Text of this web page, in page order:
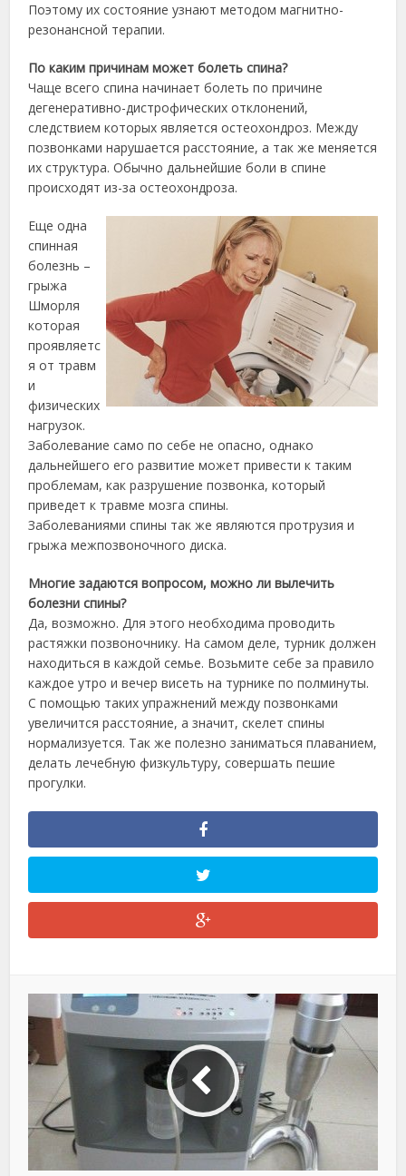
Поэтому их состояние узнают методом магнитно-
резонансной терапии.
По каким причинам может болеть спина?
Чаще всего спина начинает болеть по причине
дегенеративно-дистрофических отклонений,
следствием которых является остеохондроз. Между
позвонками нарушается расстояние, а так же меняется
их структура. Обычно дальнейшие боли в спине
происходят из-за остеохондроза.
Еще одна
спинная
болезнь –
грыжа
Шморля
которая
проявляетс
я от травм
и
физических
нагрузок.
Заболевание само по себе не опасно, однако
дальнейшего его развитие может привести к таким
проблемам, как разрушение позвонка, который
приведет к травме мозга спины.
Заболеваниями спины так же являются протрузия и
грыжа межпозвоночного диска.
Многие задаются вопросом, можно ли вылечить
болезни спины?
Да, возможно. Для этого необходима проводить
растяжки позвоночнику. На самом деле, турник должен
находиться в каждой семье. Возьмите себе за правило
каждое утро и вечер висеть на турнике по полминуты.
С помощью таких упражнений между позвонками
увеличится расстояние, а значит, скелет спины
нормализуется. Так же полезно заниматься плаванием,
делать лечебную физкультуру, совершать пешие
прогулки.